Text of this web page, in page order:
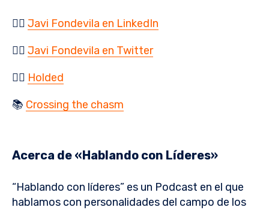
👉🏻 Javi Fondevila en LinkedIn
👉🏻 Javi Fondevila en Twitter
👉🏻 Holded
📚 Crossing the chasm
Acerca de «Hablando con Líderes»
“Hablando con líderes” es un Podcast en el que
hablamos con personalidades del campo de los